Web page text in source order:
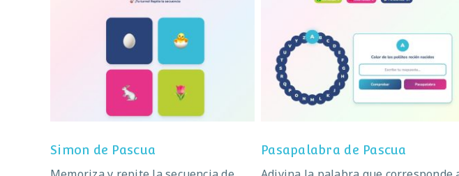
Simon de Pascua
Simon de Pascua
Pasapalabra de Pascua
Pasapalabra de Pascua